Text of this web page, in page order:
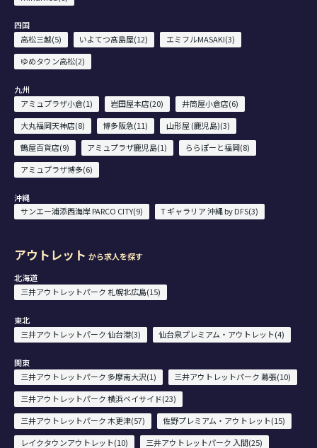
四国
高松三越(5)
いよてつ髙島屋(12)
エミフルMASAKI(3)
ゆめタウン高松(2)
九州
アミュプラザ小倉(1)
岩田屋本店(20)
井筒屋小倉店(6)
大丸福岡天神店(8)
博多阪急(11)
山形屋 (鹿児島)(3)
鶴屋百貨店(9)
アミュプラザ鹿児島(1)
ららぽーと福岡(8)
アミュプラザ博多(6)
沖縄
サンエー浦添西海岸 PARCO CITY(9)
T ギャラリア 沖縄 by DFS(3)
アウトレット から求人を探す
北海道
三井アウトレットパーク 札幌北広島(15)
東北
三井アウトレットパーク 仙台港(3)
仙台泉プレミアム・アウトレット(4)
関東
三井アウトレットパーク 多摩南大沢(1)
三井アウトレットパーク 幕張(10)
三井アウトレットパーク 横浜ベイサイド(23)
三井アウトレットパーク 木更津(57)
佐野プレミアム・アウトレット(15)
レイクタウンアウトレット(10)
三井アウトレットパーク 入間(25)